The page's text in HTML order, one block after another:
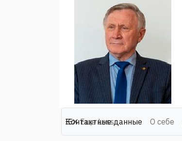
Контактные данные О себе
Еще Less